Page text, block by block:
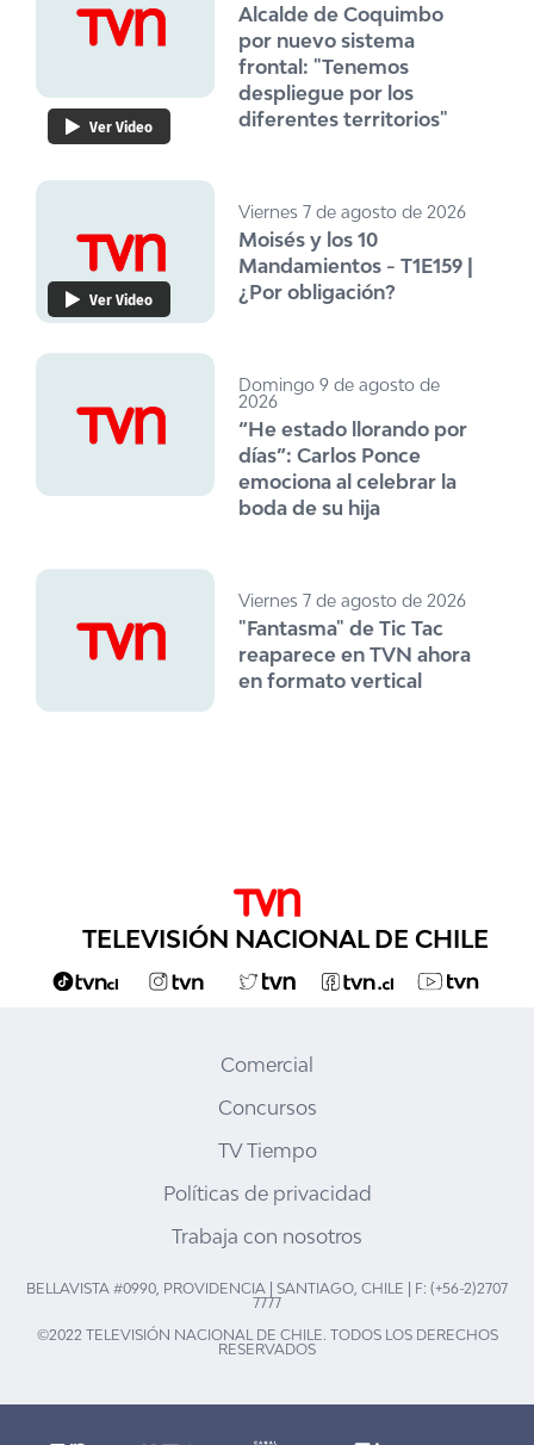
Ver Video
Alcalde de Coquimbo
por nuevo sistema
frontal: "Tenemos
despliegue por los
diferentes territorios"
Ver Video
Viernes 7 de agosto de 2026
Moisés y los 10
Mandamientos - T1E159 |
¿Por obligación?
Domingo 9 de agosto de
2026
“He estado llorando por
días”: Carlos Ponce
emociona al celebrar la
boda de su hija
Viernes 7 de agosto de 2026
"Fantasma" de Tic Tac
reaparece en TVN ahora
en formato vertical
TELEVISIÓN NACIONAL DE CHILE
Comercial
Concursos
TV Tiempo
Políticas de privacidad
Trabaja con nosotros
BELLAVISTA #0990, PROVIDENCIA | SANTIAGO, CHILE | F: (+56-2)2707
7777
©2022 TELEVISIÓN NACIONAL DE CHILE. TODOS LOS DERECHOS
RESERVADOS